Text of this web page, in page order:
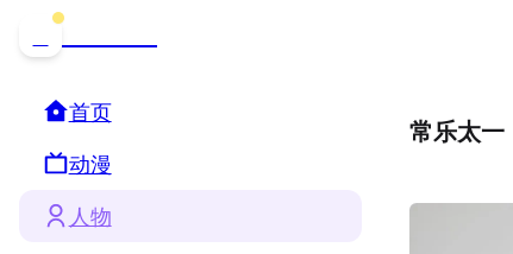
首页
动漫
人物
常乐太一